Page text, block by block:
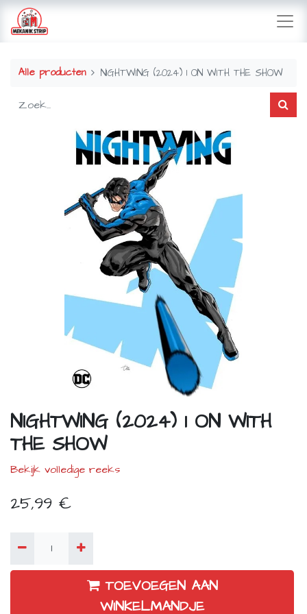
Alle producten NIGHTWING (2024) 1 ON WITH THE SHOW
NIGHTWING (2024) 1 ON WITH
THE SHOW
Bekijk volledige reeks
25,99 €
TOEVOEGEN AAN
WINKELMANDJE